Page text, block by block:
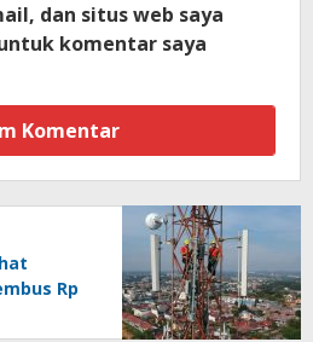
dan situs web saya
komentar saya
Rp